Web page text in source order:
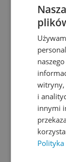
witryny,
i
innymi